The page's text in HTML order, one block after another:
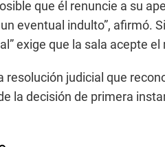
que él renuncie a su
eventual indulto”, afirmó.
exige que la sala acepte
resolución judicial que
la decisión de primera